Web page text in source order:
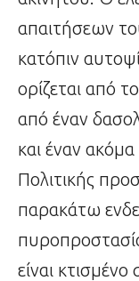
απαιτήσεων
κατόπιν
ορίζεται από
από έναν
και έναν
Πολιτικής
παρακάτω
είναι